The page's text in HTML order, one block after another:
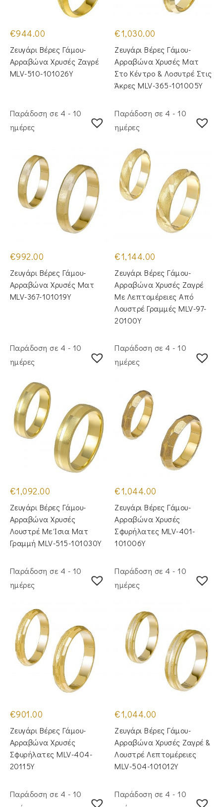
€944.00
Ζευγάρι Βέρες Γάμου-
Αρραβώνα Χρυσές Ζαγρέ
MLV-510-101026Y
€1,030.00
Ζευγάρι Βέρες Γάμου-
Αρραβώνα Χρυσές Ματ
Στο Κέντρο & Λοσυτρέ Στις
Άκρες MLV-365-101005Y
Παράδοση σε 4 - 10
ημέρες
€992.00
Ζευγάρι Βέρες Γάμου-
Αρραβώνα Χρυσές Ματ
MLV-367-101019Y
Παράδοση σε 4 - 10
ημέρες
€1,144.00
Ζευγάρι Βέρες Γάμου-
Αρραβώνα Χρυσές Ζαγρέ
Με Λεπτομέρειες Από
Λουστρέ Γραμμές MLV-97-
20100Y
Παράδοση σε 4 - 10
ημέρες
€1,092.00
Ζευγάρι Βέρες Γάμου-
Αρραβώνα Χρυσές
Λουστρέ Με Ίσια Ματ
Γραμμή MLV-515-101030Y
Παράδοση σε 4 - 10
ημέρες
€1,044.00
Ζευγάρι Βέρες Γάμου-
Αρραβώνα Χρυσές
Σφυρήλατες MLV-401-
101006Y
Παράδοση σε 4 - 10
ημέρες
€901.00
Ζευγάρι Βέρες Γάμου-
Αρραβώνα Χρυσές
Σφυρήλατες MLV-404-
20115Y
Παράδοση σε 4 - 10
ημέρες
€1,044.00
Ζευγάρι Βέρες Γάμου-
Αρραβώνα Χρυσές Ζαγρέ &
Λουστρέ Λεπτομέρειες
MLV-504-101012Y
Παράδοση σε 4 - 10
Παράδοση σε 4 - 10